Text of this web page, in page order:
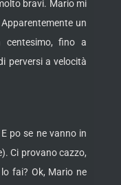
bravi. Mario mi
un
fino a
perversi a velocità
po se ne vanno in
Ci provano cazzo,
fai? Ok, Mario ne